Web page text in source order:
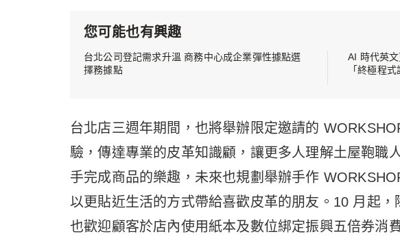
您可能也有興趣
台北公司登記需求升溫 商務中心成企業彈性據點選
擇務據點
AI 時代英
「終極程式
台北店三週年期間，也將舉辦限定邀請的
驗，傳達專業的皮革知識顧，讓更多人理解土屋鞄職
手完成商品的樂趣，未來也規劃舉辦手作
以更貼近生活的方式帶給喜歡皮革的朋友。10 月起，
也歡迎顧客於店內使用紙本及數位綁定振興五倍券消